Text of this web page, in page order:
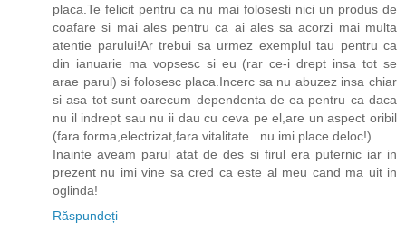
placa.Te felicit pentru ca nu mai folosesti nici un produs de
coafare si mai ales pentru ca ai ales sa acorzi mai multa
atentie parului!Ar trebui sa urmez exemplul tau pentru ca
din ianuarie ma vopsesc si eu (rar ce-i drept insa tot se
arae parul) si folosesc placa.Incerc sa nu abuzez insa chiar
si asa tot sunt oarecum dependenta de ea pentru ca daca
nu il indrept sau nu ii dau cu ceva pe el,are un aspect oribil
(fara forma,electrizat,fara vitalitate...nu imi place deloc!).
Inainte aveam parul atat de des si firul era puternic iar in
prezent nu imi vine sa cred ca este al meu cand ma uit in
oglinda!
Răspundeți